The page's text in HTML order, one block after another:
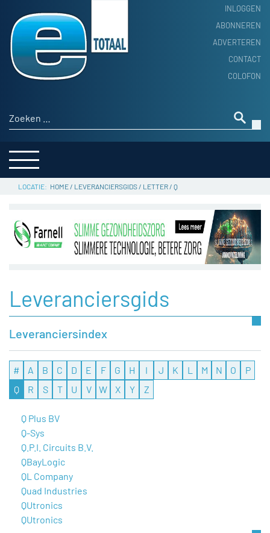
INLOGGEN
ABONNEREN
ADVERTEREN
CONTACT
COLOFON
Zoeken naar:
HOME
PRODUCTNIEUWS
ACHTERGROND
THEMA’S
SERVICE
HOME/ LEVERANCIERSGIDS/ LETTER/ Q
Leveranciersgids
Leveranciersindex
# A B C D E F G H I J K L M N O
P
Q
R S T U V W X Y Z
Q Plus BV
Q-Sys
Q.P.I. Circuits B.V.
QBayLogic
QL Company
Quad Industries
QUtronics
QUtronics